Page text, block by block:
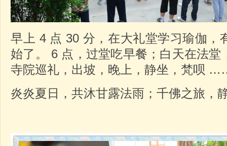
早上 4 点 30 分，在大礼堂学习瑜伽，
始了。 6 点，过堂吃早餐；白天在法堂
寺院巡礼，出坡，晚上，静坐，梵呗
炎炎夏日，共沐甘露法雨；千佛之旅，